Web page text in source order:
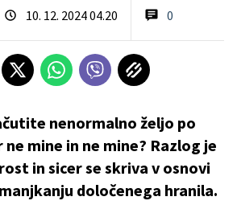
10. 12. 2024 04.20 0
nenormalno željo po
mine in ne mine? Razlog je
in sicer se skriva v osnovi
določenega hranila.